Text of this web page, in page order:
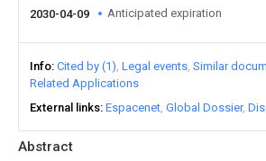
Abstract
2030-04-09 Anticipated expiration
Info Cited by (1) Legal events Similar
Related Applications
External links Espacenet Global Dossier